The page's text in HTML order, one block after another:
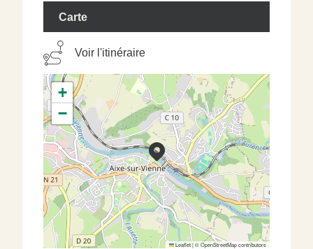
Carte
Voir l'itinéraire
+
−
Leaflet|©OpenStreetMapcontributors